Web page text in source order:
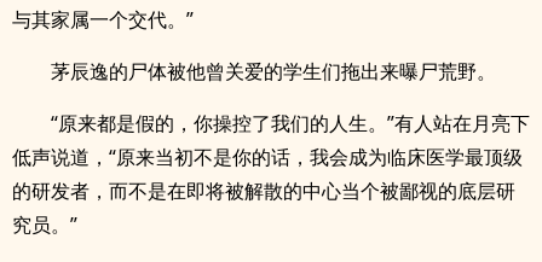
与其家属一个交代。”
茅辰逸的尸体被他曾关爱的学生们拖出来曝尸荒野。
“原来都是假的，你操控了我们的人生。”有人站在月亮下
低声说道，“原来当初不是你的话，我会成为临床医学最顶级
的研发者，而不是在即将被解散的中心当个被鄙视的底层研
究员。”